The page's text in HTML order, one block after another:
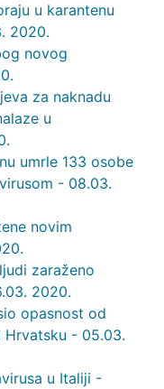
u karantenu
2020.
novog
za naknadu
u
umrle 133 osobe
- 08.03.
novim
zaraženo
2020.
opasnost od
Hrvatsku - 05.03.
u Italiji -